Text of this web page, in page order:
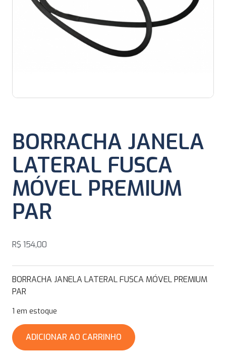
BORRACHA JANELA
LATERAL FUSCA
MÓVEL PREMIUM
PAR
R$ 154,00
BORRACHA JANELA LATERAL FUSCA MÓVEL PREMIUM
PAR
1 em estoque
ADICIONAR AO CARRINHO